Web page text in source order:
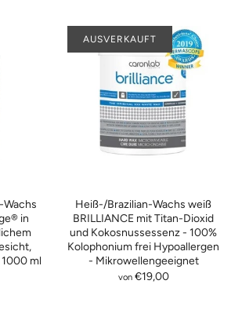
in
ml
Heiß-/Brazilian-Wachs weiß
BRILLIANCE mit Titan-Dioxid
und Kokosnussessenz - 100%
Kolophonium frei Hypoallergen
- Mikrowellengeeignet
von €19,00
AUSVERKAUFT